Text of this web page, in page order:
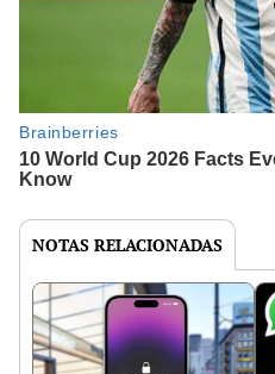
NOTAS RELACIONADAS